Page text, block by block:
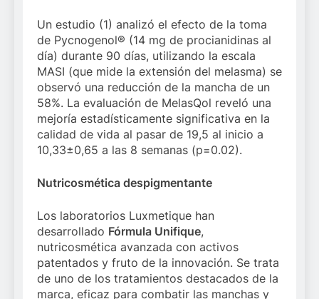
Un estudio (1) analizó el efecto de la toma
de Pycnogenol® (14 mg de procianidinas al
día) durante 90 días, utilizando la escala
MASI (que mide la extensión del melasma) se
observó una reducción de la mancha de un
58%. La evaluación de MelasQol reveló una
mejoría estadísticamente significativa en la
calidad de vida al pasar de 19,5 al inicio a
10,33±0,65 a las 8 semanas (p=0.02).
Nutricosmética despigmentante
Los laboratorios Luxmetique han
desarrollado Fórmula Unifique,
nutricosmética avanzada con activos
patentados y fruto de la innovación. Se trata
de uno de los tratamientos destacados de la
marca, eficaz para combatir las manchas y